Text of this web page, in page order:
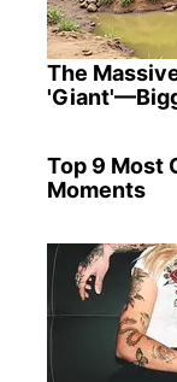
The
Top 9 Most
Moments